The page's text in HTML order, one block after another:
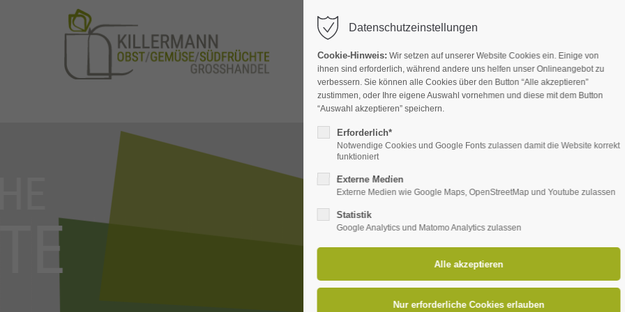
FRÜCHTE
Datenschutzeinstellungen
Cookie-Hinweis: Wir setzen auf unserer Website Cookies ein. Einige von
ihnen sind erforderlich, während andere uns helfen unser Onlineangebot zu
verbessern. Sie können alle Cookies über den Button “Alle akzeptieren”
zustimmen, oder Ihre eigene Auswahl vornehmen und diese mit dem Button
“Auswahl akzeptieren” speichern.
Erforderlich*
Notwendige Cookies und Google Fonts zulassen damit die Website korrekt
funktioniert
Externe Medien
Externe Medien wie Google Maps, OpenStreetMap und Youtube zulassen
Statistik
Google Analytics und Matomo Analytics zulassen